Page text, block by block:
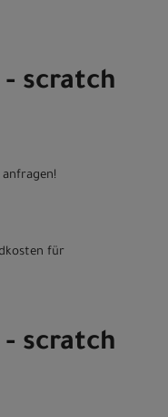
- scratch
für
- scratch